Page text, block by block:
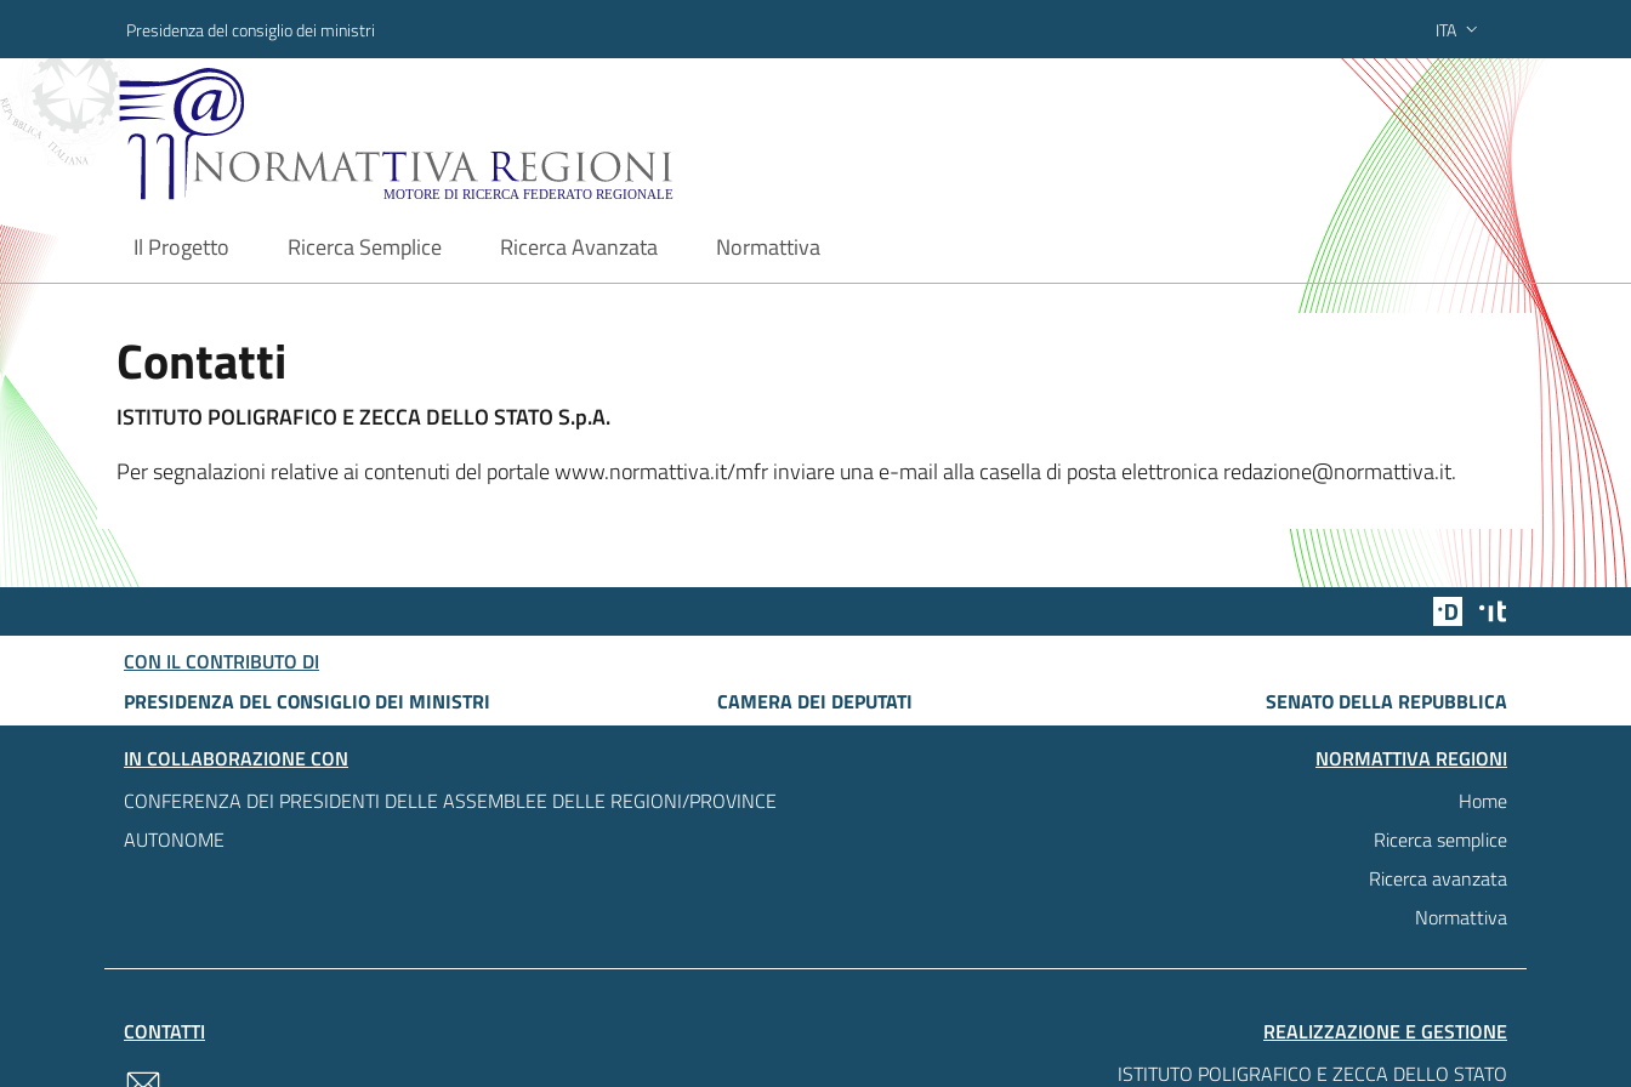
Presidenza del consiglio dei ministri ITA
Normattiva Regioni - Motore di ricerca federato regionale
Il Progetto
current Ricerca Semplice Ricerca Avanzata Normattiva
Contatti
ISTITUTO POLIGRAFICO E ZECCA DELLO STATO S.p.A.
Per segnalazioni relative ai contenuti del portale www.normattiva.it/mfr inviare una e-mail alla casella di posta elettronica redazione@normattiva.it.
Team Digitale
CON IL CONTRIBUTO DI
PRESIDENZA DEL CONSIGLIO DEI MINISTRI
CAMERA DEI DEPUTATI
SENATO DELLA REPUBBLICA
IN COLLABORAZIONE CON
CONFERENZA DEI PRESIDENTI DELLE ASSEMBLEE DELLE REGIONI/PROVINCE
AUTONOME
NORMATTIVA REGIONI
Home
Ricerca semplice
Ricerca avanzata
Normattiva
CONTATTI
REALIZZAZIONE E GESTIONE
ISTITUTO POLIGRAFICO E ZECCA DELLO STATO